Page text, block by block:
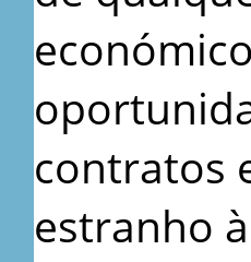
contratos
estranho